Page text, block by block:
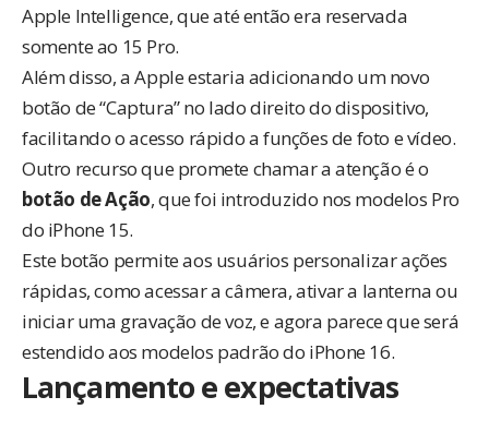
Apple Intelligence, que até então era reservada
somente ao 15 Pro.
Além disso, a Apple estaria adicionando um novo
botão de “Captura” no lado direito do dispositivo,
facilitando o acesso rápido a funções de foto e vídeo.
Outro recurso que promete chamar a atenção é o
botão de Ação, que foi introduzido nos modelos Pro
do iPhone 15.
Este botão permite aos usuários personalizar ações
rápidas, como acessar a câmera, ativar a lanterna ou
iniciar uma gravação de voz, e agora parece que será
estendido aos modelos padrão do iPhone 16.
Lançamento e expectativas